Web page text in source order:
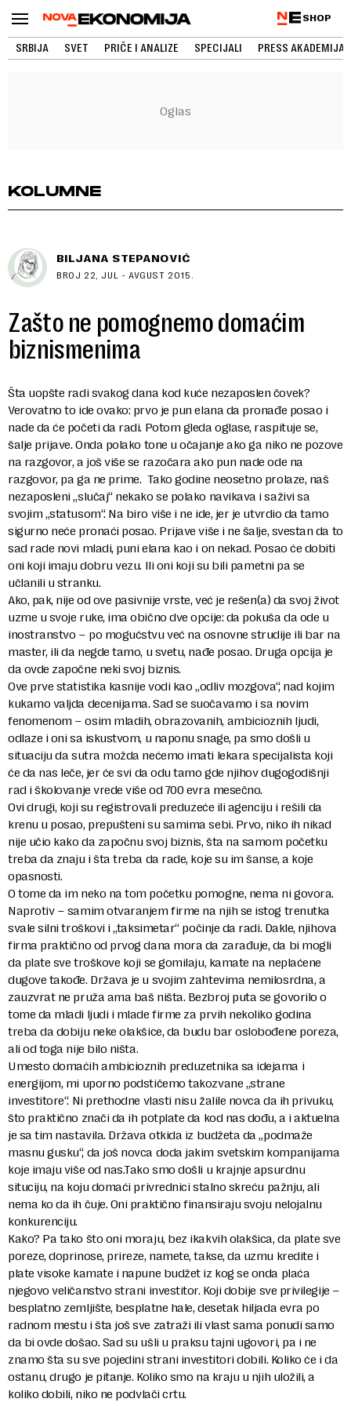
SHOP
SRBIJA SVET PRIČE I ANALIZE SPECIJALI PRESS AKADEMIJA
KOLUMNE
BILJANA STEPANOVIĆ
BROJ 22, JUL - AVGUST 2015.
Zašto ne pomognemo domaćim
biznismenima
Šta uopšte radi svakog dana kod kuće nezaposlen čovek?
Verovatno to ide ovako: prvo je pun elana da pronađe posao i
nade da će početi da radi. Potom gleda oglase, raspituje se,
šalje prijave. Onda polako tone u očajanje ako ga niko ne pozove
na razgovor, a još više se razočara ako pun nade ode na
razgovor, pa ga ne prime. Tako godine neosetno prolaze, naš
nezaposleni „slučaj“ nekako se polako navikava i saživi sa
svojim „statusom“. Na biro više i ne ide, jer je utvrdio da tamo
sigurno neće pronaći posao. Prijave više i ne šalje, svestan da to
sad rade novi mladi, puni elana kao i on nekad. Posao će dobiti
oni koji imaju dobru vezu. Ili oni koji su bili pametni pa se
učlanili u stranku.
Ako, pak, nije od ove pasivnije vrste, već je rešen(a) da svoj život
uzme u svoje ruke, ima obično dve opcije: da pokuša da ode u
inostranstvo – po mogućstvu već na osnovne strudije ili bar na
master, ili da negde tamo, u svetu, nađe posao. Druga opcija je
da ovde započne neki svoj biznis.
Ove prve statistika kasnije vodi kao „odliv mozgova“, nad kojim
kukamo valjda decenijama. Sad se suočavamo i sa novim
fenomenom – osim mladih, obrazovanih, ambicioznih ljudi,
odlaze i oni sa iskustvom, u naponu snage, pa smo došli u
situaciju da sutra možda nećemo imati lekara specijalista koji
će da nas leče, jer će svi da odu tamo gde njihov dugogodišnji
rad i školovanje vrede više od 700 evra mesečno.
Ovi drugi, koji su registrovali preduzeće ili agenciju i rešili da
krenu u posao, prepušteni su samima sebi. Prvo, niko ih nikad
nije učio kako da započnu svoj biznis, šta na samom početku
treba da znaju i šta treba da rade, koje su im šanse, a koje
opasnosti.
O tome da im neko na tom početku pomogne, nema ni govora.
Naprotiv – samim otvaranjem firme na njih se istog trenutka
svale silni troškovi i „taksimetar“ počinje da radi. Dakle, njihova
firma praktično od prvog dana mora da zarađuje, da bi mogli
da plate sve troškove koji se gomilaju, kamate na neplaćene
dugove takođe. Država je u svojim zahtevima nemilosrdna, a
zauzvrat ne pruža ama baš ništa. Bezbroj puta se govorilo o
tome da mladi ljudi i mlade firme za prvih nekoliko godina
treba da dobiju neke olakšice, da budu bar oslobođene poreza,
ali od toga nije bilo ništa.
Umesto domaćih ambicioznih preduzetnika sa idejama i
energijom, mi uporno podstičemo takozvane „strane
investitore“. Ni prethodne vlasti nisu žalile novca da ih privuku,
što praktično znači da ih potplate da kod nas dođu, a i aktuelna
je sa tim nastavila. Država otkida iz budžeta da „podmaže
masnu gusku“, da još novca doda jakim svetskim kompanijama
koje imaju više od nas.Tako smo došli u krajnje apsurdnu
situciju, na koju domaći privrednici stalno skreću pažnju, ali
nema ko da ih čuje. Oni praktično finansiraju svoju nelojalnu
konkurenciju.
Kako? Pa tako što oni moraju, bez ikakvih olakšica, da plate sve
poreze, doprinose, prireze, namete, takse, da uzmu kredite i
plate visoke kamate i napune budžet iz kog se onda plaća
njegovo veličanstvo strani investitor. Koji dobije sve privilegije –
besplatno zemljište, besplatne hale, desetak hiljada evra po
radnom mestu i šta još sve zatraži ili vlast sama ponudi samo
da bi ovde došao. Sad su ušli u praksu tajni ugovori, pa i ne
znamo šta su sve pojedini strani investitori dobili. Koliko će i da
ostanu, drugo je pitanje. Koliko smo na kraju u njih uložili, a
koliko dobili, niko ne podvlači crtu.